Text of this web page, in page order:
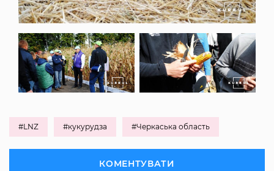
#LNZ #кукурудза #Черкаська область
КОМЕНТУВАТИ